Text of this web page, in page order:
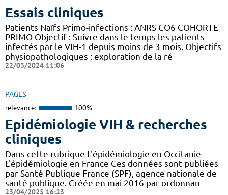
Essais cliniques
Patients Naïfs Primo-infections : ANRS CO6 COHORTE
PRIMO Objectif : Suivre dans le temps les patients
infectés par le VIH-1 depuis moins de 3 mois. Objectifs
physiopathologiques : exploration de la ré
22/03/2024 11:06
PAGES
relevance: 100%
Epidémiologie VIH & recherches
cliniques
Dans cette rubrique L'épidémiologie en Occitanie
L'épidémiologie en France Ces données sont publiées
par Santé Publique France (SPF), agence nationale de
santé publique. Créée en mai 2016 par ordonnan
23/04/2025 16:23